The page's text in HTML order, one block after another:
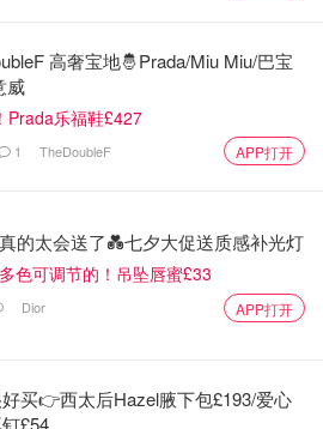
多缓解感冒症状的药品，针对咳
，在用药之前请大家咨询药剂师或
干咳）
高奢宝地🤴Prada/Miu Miu/巴宝
威
Prada乐福鞋£427
1 TheDoubleF APP打开
的太会送了💑七夕大促送质感补光灯
色可调节的！吊坠唇蜜£33
Dior APP打开
买👉西太后Hazel腋下包£193/爱心
£54